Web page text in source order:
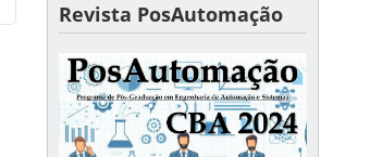
Revista PosAutomação